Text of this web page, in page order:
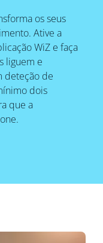
os seus
Ative a
WiZ e faça
liguem e
deteção de
dois
que a